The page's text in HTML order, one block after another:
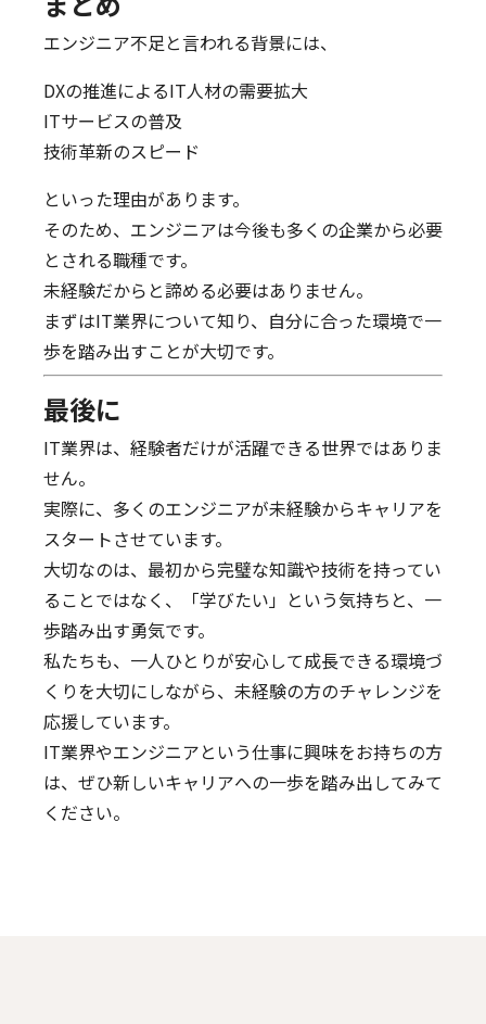
エンジニア不足と言われる背景には、
DXの推進によるIT人材の需要拡大
ITサービスの普及
技術革新のスピード
といった理由があります。
そのため、エンジニアは今後も多くの企業から必要
とされる職種です。
未経験だからと諦める必要はありません。
まずはIT業界について知り、自分に合った環境で一
歩を踏み出すことが大切です。
最後に
IT業界は、経験者だけが活躍できる世界ではありま
せん。
実際に、多くのエンジニアが未経験からキャリアを
スタートさせています。
大切なのは、最初から完璧な知識や技術を持ってい
ることではなく、「学びたい」という気持ちと、一
歩踏み出す勇気です。
私たちも、一人ひとりが安心して成長できる環境づ
くりを大切にしながら、未経験の方のチャレンジを
応援しています。
IT業界やエンジニアという仕事に興味をお持ちの方
は、ぜひ新しいキャリアへの一歩を踏み出してみて
ください。